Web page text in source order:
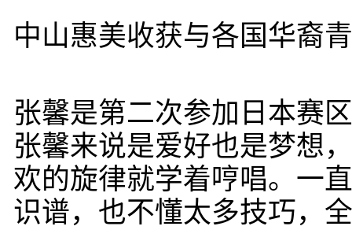
中山惠美收获与各国华裔
张馨是第二次参加日本赛
张馨来说是爱好也是梦想
欢的旋律就学着哼唱。一
识谱，也不懂太多技巧，